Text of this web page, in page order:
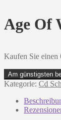
Age Of
Kaufen Sie
Am günstigsten
Kategorie: Cd